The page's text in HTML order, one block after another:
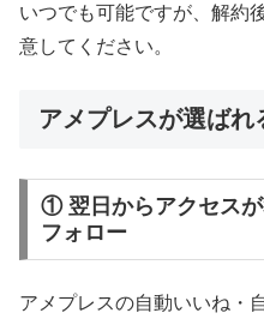
いつでも可能ですが、解約
意してください。
アメプレスが選ばれ
① 翌日からアクセス
フォロー
アメプレスの自動いいね・